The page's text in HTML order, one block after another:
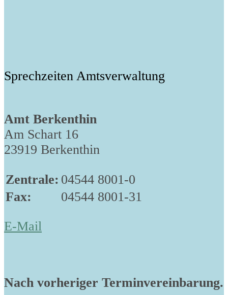
Sprechzeiten Amtsverwaltung
Amt Berkenthin
Am Schart 16
23919 Berkenthin
Zentrale: 04544 8001-0
Fax:
04544 8001-31
E-Mail
Nach vorheriger Terminvereinbarung.